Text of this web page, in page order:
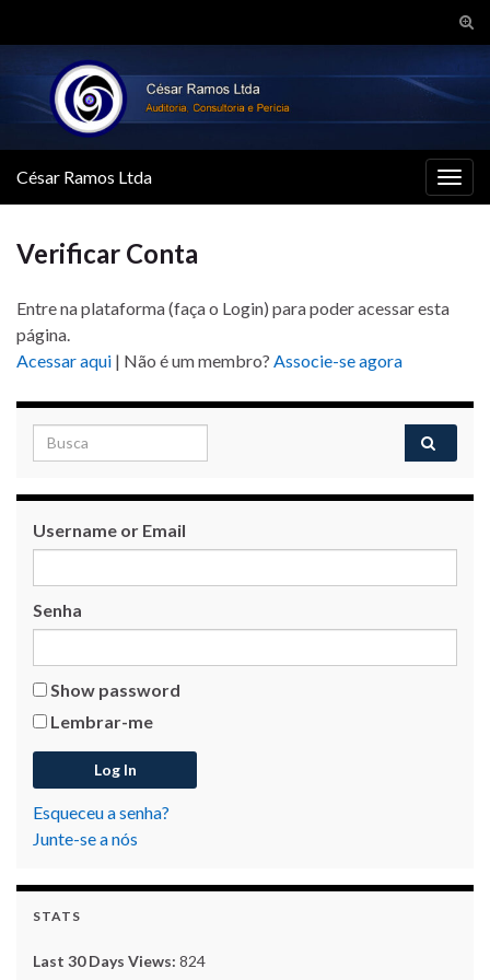
de
César Ramos Ltda
Verificar Conta
Entre na plataforma (faça o Login) para poder acessar esta
página.
Acessar aqui | Não é um membro? Associe-se agora
Username or Email
Senha
Show password
Lembrar-me
Esqueceu a senha?
Junte-se a nós
STATS
Last 30 Days Views: 824